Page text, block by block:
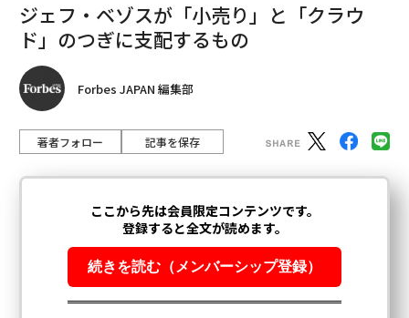
ジェフ・ベゾスが「小売り」と「クラウ
ド」のつぎに支配するもの
Forbes JAPAN 編集部
著者フォロー 記事を保存